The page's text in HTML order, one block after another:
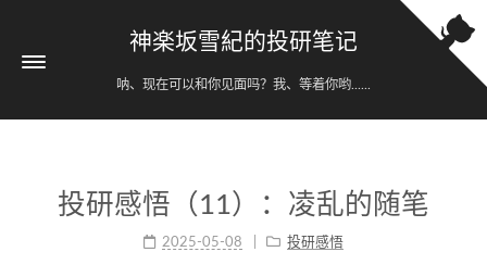
神楽坂雪紀的投研笔记
呐、现在可以和你见面吗？我、等着你哟......
投研感悟（11）：凌乱的随笔
2025-05-08 投研感悟